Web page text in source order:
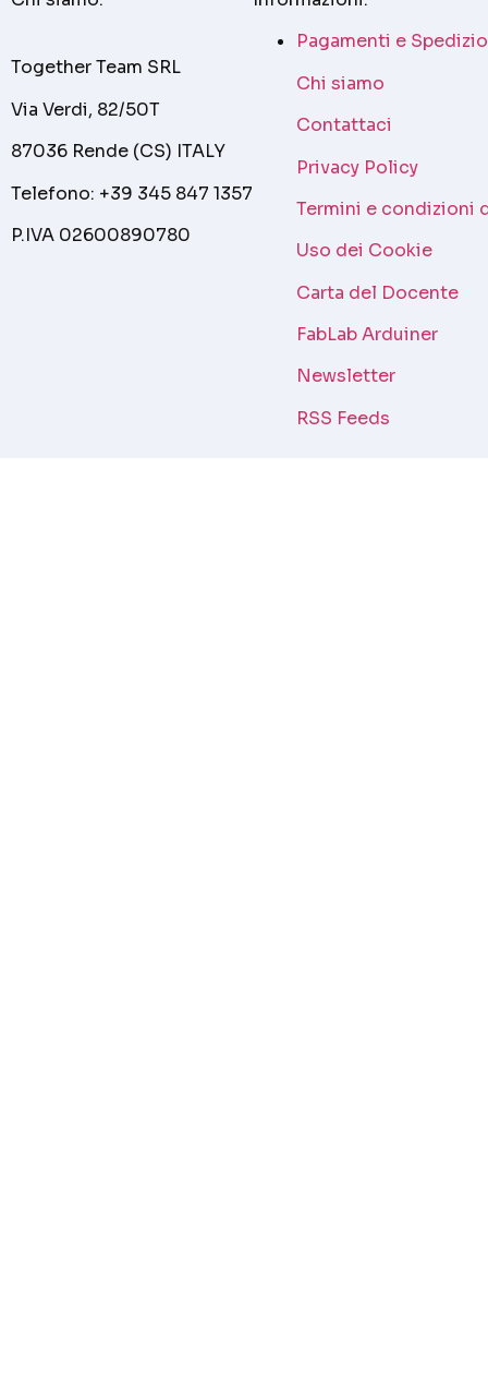
Together Team SRL
Via Verdi, 82/50T
87036 Rende (CS) ITALY
Telefono: +39 345 847 1357
P.IVA 02600890780
Pagamenti e
Chi siamo
Contattaci
Privacy Policy
Termini e condizioni
Uso dei Cookie
Carta del Docente
FabLab Arduiner
Newsletter
RSS Feeds